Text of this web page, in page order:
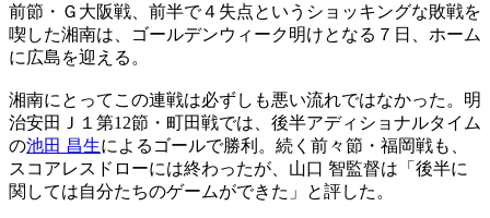
前節・Ｇ大阪戦、前半で４失点というショッキングな敗戦を
喫した湘南は、ゴールデンウィーク明けとなる７日、ホーム
に広島を迎える。
湘南にとってこの連戦は必ずしも悪い流れではなかった。明
治安田Ｊ１第12節・町田戦では、後半アディショナルタイム
の池田 昌生によるゴールで勝利。続く前々節・福岡戦も、
スコアレスドローには終わったが、山口 智監督は「後半に
関しては自分たちのゲームができた」と評した。